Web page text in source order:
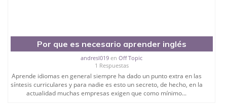
Por que es necesario aprender inglés
andresl019 enOff Topic
1 Respuestas
Aprende idiomas en general siempre ha dado un punto extra en las
síntesis curriculares y para nadie es esto un secreto, de hecho, en la
actualidad muchas empresas exigen que como mínimo...